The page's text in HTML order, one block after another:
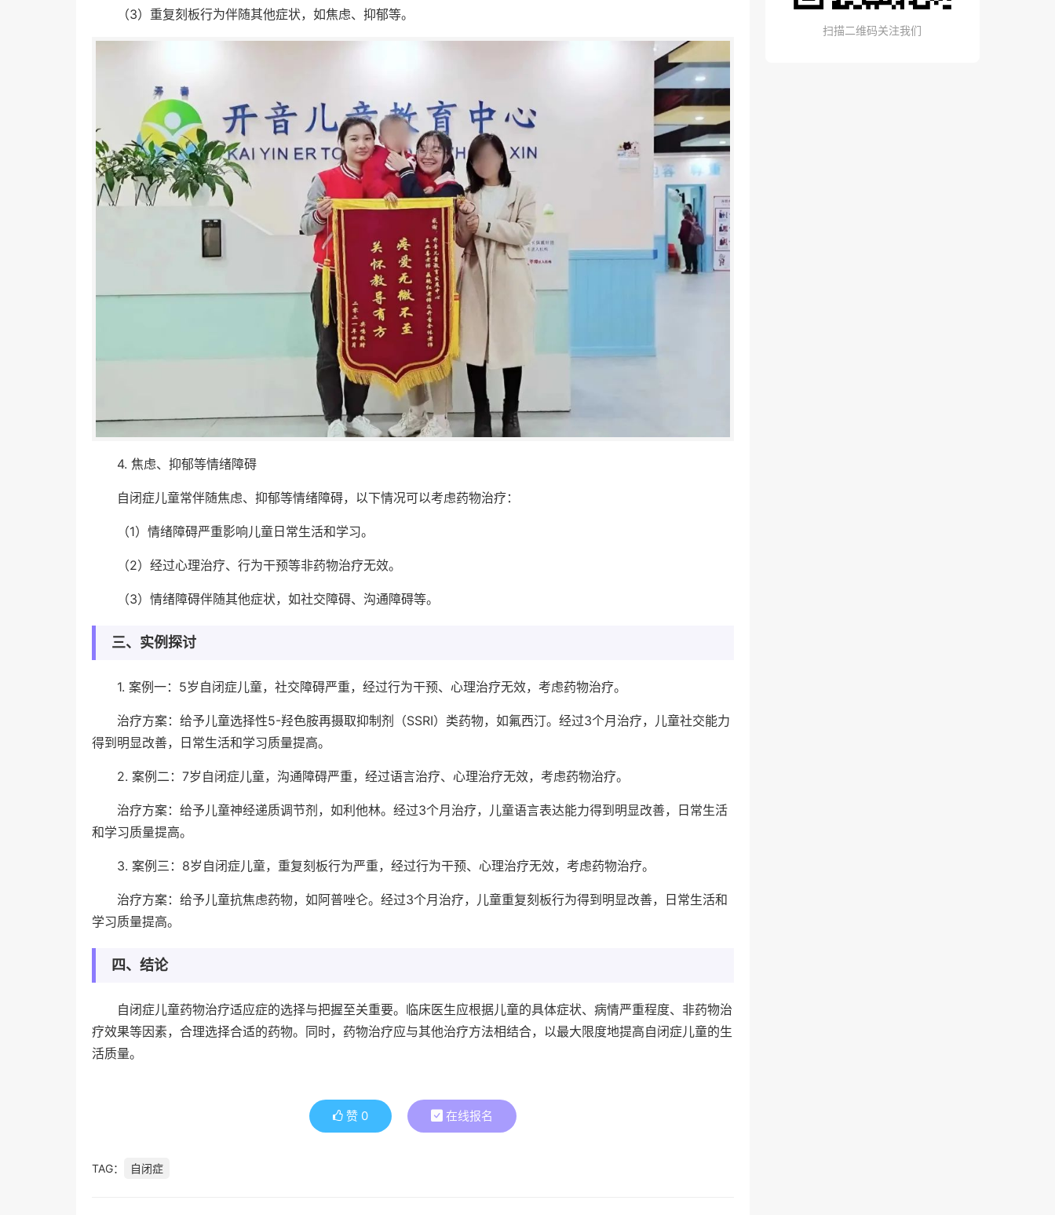
（3）重复刻板行为伴随其他症状，如焦虑、抑郁等。
4. 焦虑、抑郁等情绪障碍
自闭症儿童常伴随焦虑、抑郁等情绪障碍，以下情况可以考虑药物治疗：
（1）情绪障碍严重影响儿童日常生活和学习。
（2）经过心理治疗、行为干预等非药物治疗无效。
（3）情绪障碍伴随其他症状，如社交障碍、沟通障碍等。
三、实例探讨
1. 案例一：5岁自闭症儿童，社交障碍严重，经过行为干预、心理治疗无效，考虑药物治疗。
治疗方案：给予儿童选择性5-羟色胺再摄取抑制剂（SSRI）类药物，如氟西汀。经过3个月治疗，儿童社交能力
得到明显改善，日常生活和学习质量提高。
2. 案例二：7岁自闭症儿童，沟通障碍严重，经过语言治疗、心理治疗无效，考虑药物治疗。
治疗方案：给予儿童神经递质调节剂，如利他林。经过3个月治疗，儿童语言表达能力得到明显改善，日常生活
和学习质量提高。
3. 案例三：8岁自闭症儿童，重复刻板行为严重，经过行为干预、心理治疗无效，考虑药物治疗。
治疗方案：给予儿童抗焦虑药物，如阿普唑仑。经过3个月治疗，儿童重复刻板行为得到明显改善，日常生活和
学习质量提高。
四、结论
自闭症儿童药物治疗适应症的选择与把握至关重要。临床医生应根据儿童的具体症状、病情严重程度、非药物治
疗效果等因素，合理选择合适的药物。同时，药物治疗应与其他治疗方法相结合，以最大限度地提高自闭症儿童的生
活质量。
赞 0 在线报名
TAG： 自闭症
扫描二维码关注我们